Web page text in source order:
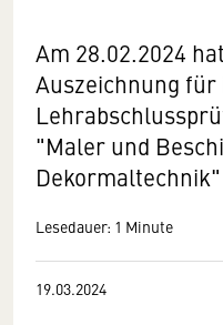
Am 28.02.2024
Auszeichnung für
"Maler und
Lesedauer: 1 Minute
19.03.2024